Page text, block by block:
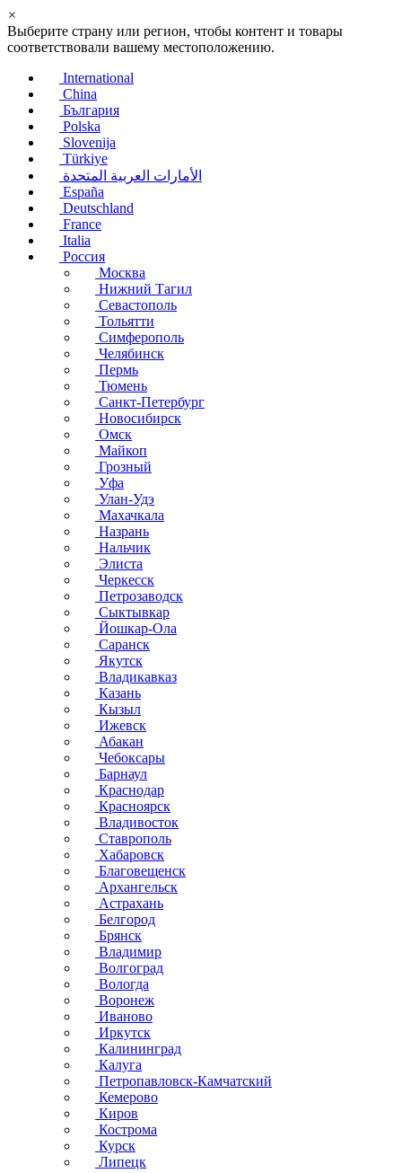
×
Выберите страну или регион, чтобы контент и товары
соответствовали вашему местоположению.
International
China
България
Polska
Slovenija
Türkiye
الأمارات العربية المتحدة
España
Deutschland
France
Italia
Россия
Москва
Нижний Тагил
Севастополь
Тольятти
Симферополь
Челябинск
Пермь
Тюмень
Санкт-Петербург
Новосибирск
Омск
Майкоп
Грозный
Уфа
Улан-Удэ
Махачкала
Назрань
Нальчик
Элиста
Черкесск
Петрозаводск
Сыктывкар
Йошкар-Ола
Саранск
Якутск
Владикавказ
Казань
Кызыл
Ижевск
Абакан
Чебоксары
Барнаул
Краснодар
Красноярск
Владивосток
Ставрополь
Хабаровск
Благовещенск
Архангельск
Астрахань
Белгород
Брянск
Владимир
Волгоград
Вологда
Воронеж
Иваново
Иркутск
Калининград
Калуга
Петропавловск-Камчатский
Кемерово
Киров
Кострома
Курск
Липецк